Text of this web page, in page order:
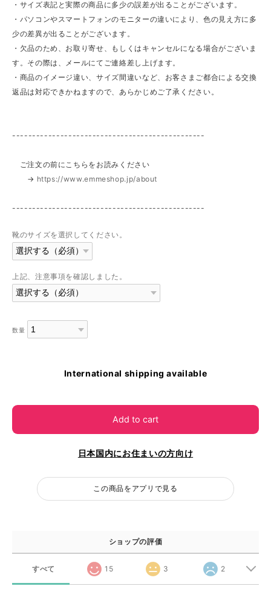
・サイズ表記と実際の商品に多少の誤差が出ることがございます。
・パソコンやスマートフォンのモニターの違いにより、色の見え方に多
少の差異が出ることがございます。
・欠品のため、お取り寄せ、もしくはキャンセルになる場合がございま
す。その際は、メールにてご連絡差し上げます。
・商品のイメージ違い、サイズ間違いなど、お客さまご都合による交換
返品は対応できかねますので、あらかじめご了承ください。
------------------------------------------------
ご注文の前にこちらをお読みください
→ https://www.emmeshop.jp/about
------------------------------------------------
靴のサイズを選択してください。
上記、注意事項を確認しました。
数量
International shipping available
Add to cart
日本国内にお住まいの方向け
この商品をアプリで見る
ショップの評価
すべて 15 3 2